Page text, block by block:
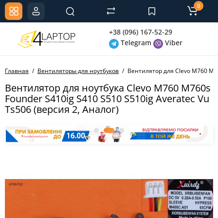
+38 (096) 167-52-29
Telegram
Viber
0
Главная Вентиляторы для ноутбуков Вентилятор для Clevo M760
Вентилятор для ноутбука Clevo M760 M760s
Founder S410ig S410 S510 S510ig Averatec Vu
Ts506 (версия 2, Аналог)